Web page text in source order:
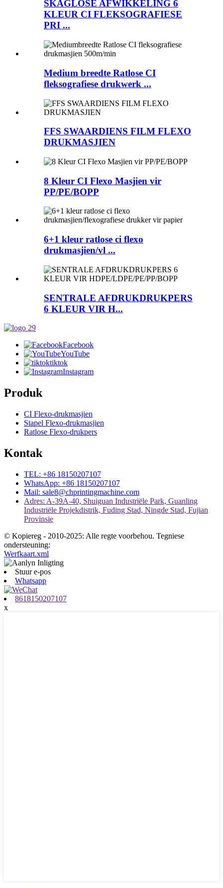
SKAGLOSE AFWIKKELING 6
KLEUR CI FLEKSOGRAFIESE
PRI ...
Medium breedte Ratlose CI
fleksografiese drukwerk ...
FFS SWAARDIENS FILM FLEXO
DRUKMASJIEN
8 Kleur CI Flexo Masjien vir
PP/PE/BOPP
6+1 kleur ratlose ci flexo
drukmasjien/vl ...
SENTRALE AFDRUKDRUKPERS
6 KLEUR VIR H...
Facebook
YouTube
tiktok
Instagram
Produk
CI Flexo-drukmasjien
Stapel Flexo-drukmasjien
Ratlose Flexo-drukpers
Kontak
TEL: +86 18150207107
WhatsApp: +86 18150207107
Mail: sale8@chprintingmachine.com
Adres: A-39A-40, Shuiguan Industriële Park, Guanling
Industriële Projekdistrik, Fuding Stad, Ningde Stad, Fujian
Provinsie
© Kopiereg - 2010-2025: Alle regte voorbehou. Tegniese
ondersteuning:
Werfkaart.xml
Stuur e-pos
Whatsapp
8618150207107
x